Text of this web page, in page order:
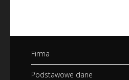
Firma
Podstawowe dane